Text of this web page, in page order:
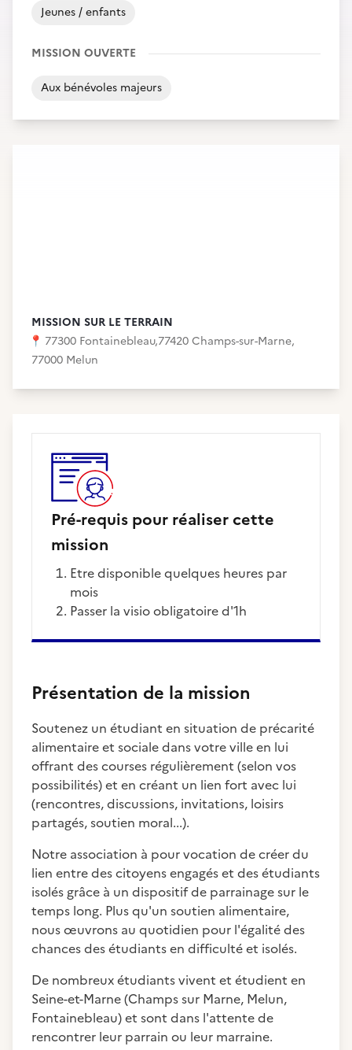
Jeunes / enfants
MISSION OUVERTE
Aux bénévoles majeurs
MISSION SUR LE TERRAIN
📍 77300 Fontainebleau,77420 Champs-sur-Marne,
77000 Melun
Pré-requis pour réaliser cette
mission
Etre disponible quelques heures par
mois
Passer la visio obligatoire d'1h
Présentation de la mission
Soutenez un étudiant en situation de précarité
alimentaire et sociale dans votre ville en lui
offrant des courses régulièrement (selon vos
possibilités) et en créant un lien fort avec lui
(rencontres, discussions, invitations, loisirs
partagés, soutien moral...).
Notre association à pour vocation de créer du
lien entre des citoyens engagés et des étudiants
isolés grâce à un dispositif de parrainage sur le
temps long. Plus qu'un soutien alimentaire,
nous œuvrons au quotidien pour l'égalité des
chances des étudiants en difficulté et isolés.
De nombreux étudiants vivent et étudient en
Seine-et-Marne (Champs sur Marne, Melun,
Fontainebleau) et sont dans l'attente de
rencontrer leur parrain ou leur marraine.